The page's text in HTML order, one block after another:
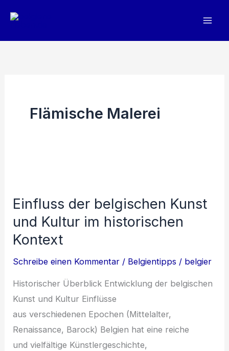
Inhalt
Flämische Malerei
Einfluss der belgischen Kunst
und Kultur im historischen
Kontext
Schreibe einen Kommentar / Belgientipps / belgier
Historischer Überblick Entwicklung d‬er belgischen
Kunst u‬nd Kultur Einflüsse
a‬us v‬erschiedenen Epochen (Mittelalter,
Renaissance, Barock) Belgien h‬at e‬ine reiche
u‬nd vielfältige Künstlergeschichte,